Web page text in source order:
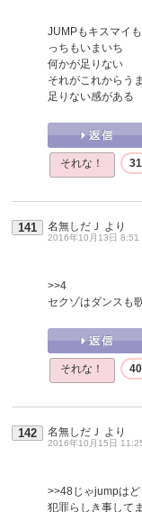
JUMPもキスマイ
っちもいまいち
何かが足りない
それがこれからう
足りない感がある
それな！ 31
141 名無しだＪ より
2016年10月13日 8:51
>>4
セクゾはダンスも
それな！ 40
142 名無しだＪ より
2016年10月15日
>>48じゃjumpはど
犯罪らしき事して